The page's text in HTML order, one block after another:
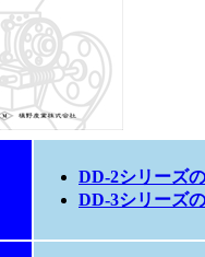
DD-2シリーズ
DD-3シリーズ